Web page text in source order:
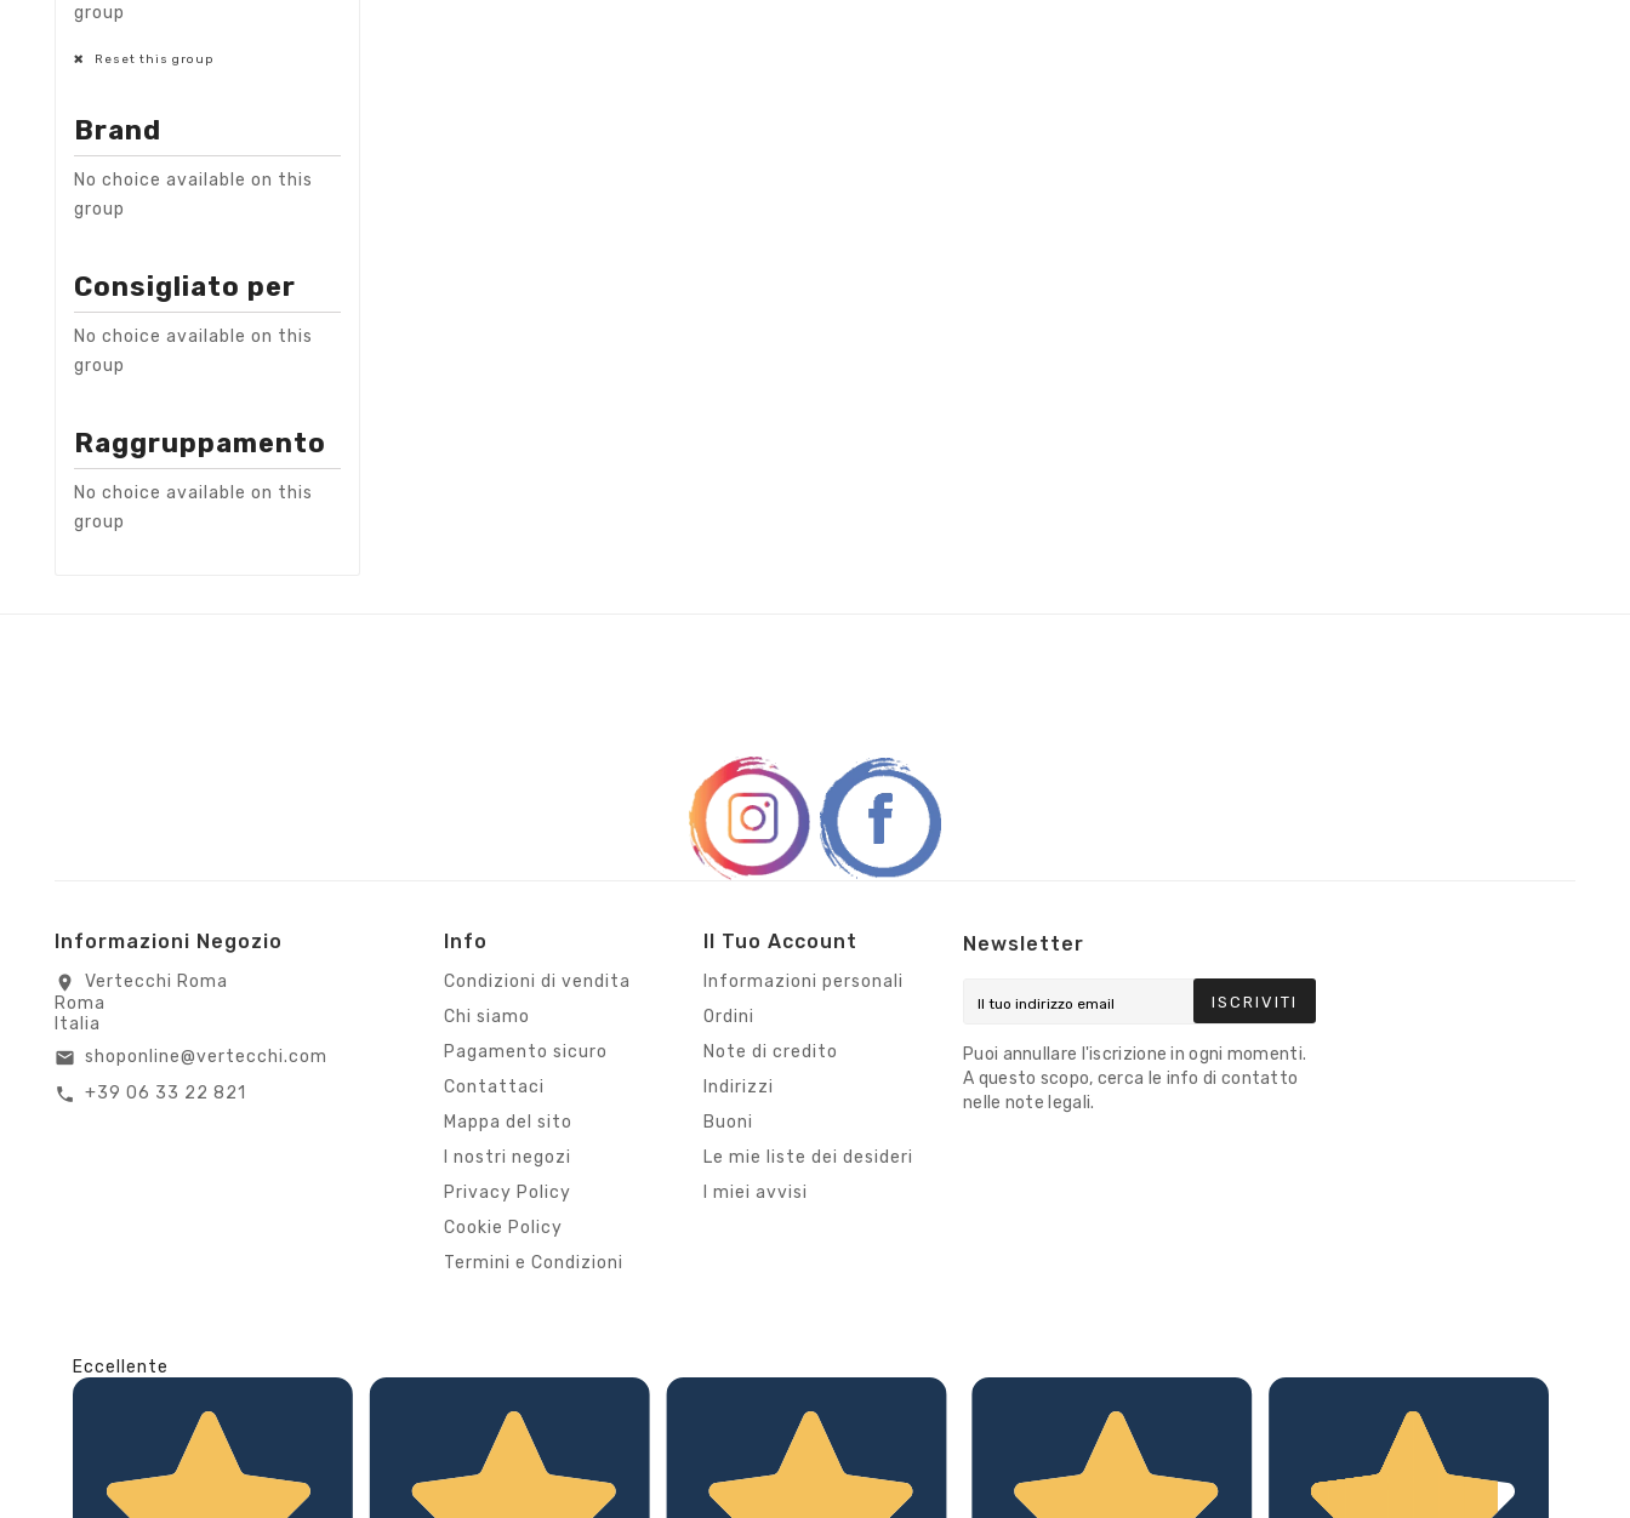
group
Reset this group
Brand
No choice available on this
group
Consigliato per
No choice available on this
group
Raggruppamento
No choice available on this
group
Informazioni Negozio
location_on
Vertecchi Roma
Roma
Italia
email shoponline@vertecchi.com
call +39 06 33 22 821
Info
Condizioni di vendita
Chi siamo
Pagamento sicuro
Contattaci
Mappa del sito
I nostri negozi
Privacy Policy
Cookie Policy
Termini e Condizioni
Il Tuo Account
Informazioni personali
Ordini
Note di credito
Indirizzi
Buoni
Le mie liste dei desideri
I miei avvisi
Newsletter
ISCRIVITI
Puoi annullare l'iscrizione in ogni momenti.
A questo scopo, cerca le info di contatto
nelle note legali.
Eccellente